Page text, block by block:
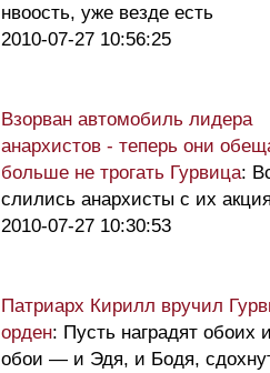
нвоость, уже везде есть
2010-07-27 10:56:25
Взорван автомобиль лидера
анархистов - теперь они
больше не трогать Гурвица:
слились анархисты с их
2010-07-27 10:30:53
Патриарх Кирилл вручил
орден: Пусть наградят обоих
обои — и Эдя, и Бодя,